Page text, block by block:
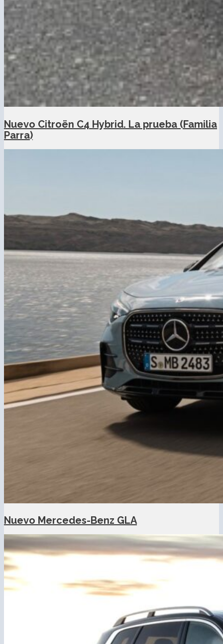
Nuevo Citroën C4 Hybrid. La prueba (Familia
Parra)
Nuevo Mercedes-Benz GLA